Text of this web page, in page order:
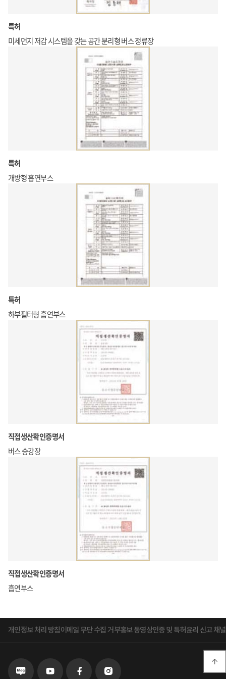
특허
미세먼지 저감 시스템을 갖는 공간 분리형 버스 정류장
특허
개방형 흡연부스
특허
하부필터형 흡연부스
직접생산확인증명서
버스 승강장
직접생산확인증명서
흡연부스

개인정보 처리 방침이메일 무단 수집 거부홍보 동영상인증 및 특허 윤리 신고 채널
블로그로
유튜브로
페이스북으로인스타그램으로